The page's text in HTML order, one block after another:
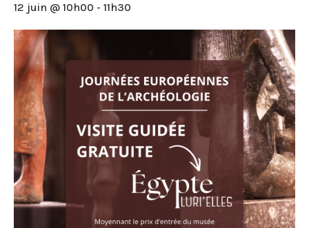
12 juin @ 10h00 - 11h30